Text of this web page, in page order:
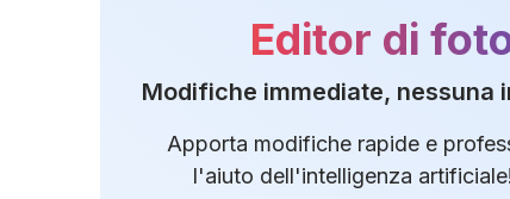
Editor di
Modifiche immediate, nessuna
Apporta modifiche rapide e
l'aiuto dell'intelligenza